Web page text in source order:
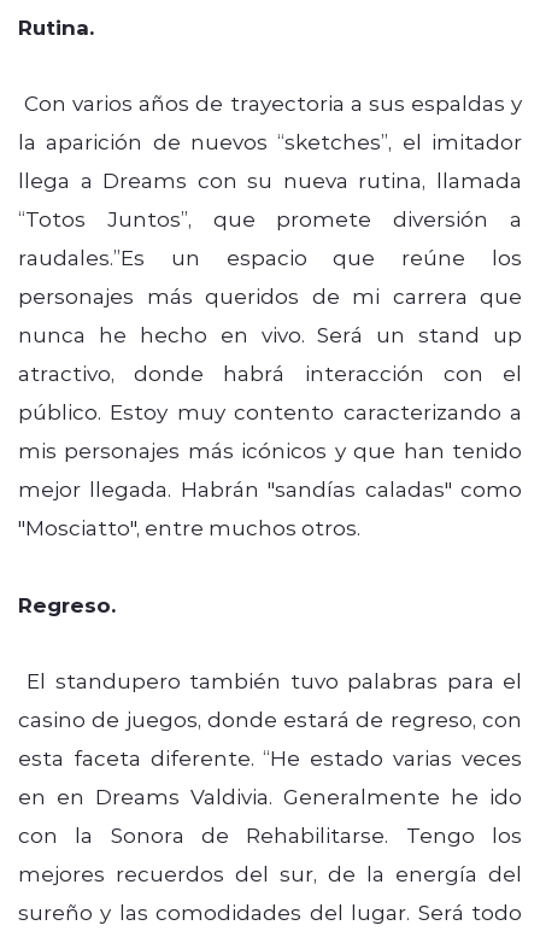
Rutina.
Con varios años de trayectoria a sus espaldas y
la aparición de nuevos “sketches”, el imitador
llega a Dreams con su nueva rutina, llamada
“Totos Juntos”, que promete diversión a
raudales.”Es un espacio que reúne los
personajes más queridos de mi carrera que
nunca he hecho en vivo. Será un stand up
atractivo, donde habrá interacción con el
público. Estoy muy contento caracterizando a
mis personajes más icónicos y que han tenido
mejor llegada. Habrán "sandías caladas" como
"Mosciatto", entre muchos otros.
Regreso.
El standupero también tuvo palabras para el
casino de juegos, donde estará de regreso, con
esta faceta diferente. “He estado varias veces
en en Dreams Valdivia. Generalmente he ido
con la Sonora de Rehabilitarse. Tengo los
mejores recuerdos del sur, de la energía del
sureño y las comodidades del lugar. Será todo